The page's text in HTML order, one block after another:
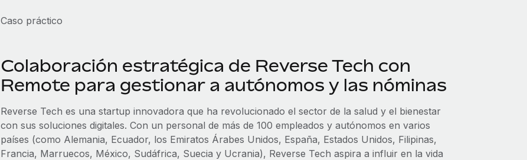
Caso práctico
Colaboración estratégica de Reverse Tech con
Remote para gestionar a autónomos y las nóminas
Reverse Tech es una startup innovadora que ha revolucionado el sector de la salud y el bienestar
con sus soluciones digitales. Con un personal de más de 100 empleados y autónomos en varios
países (como Alemania, Ecuador, los Emiratos Árabes Unidos, España, Estados Unidos, Filipinas,
Francia, Marruecos, México, Sudáfrica, Suecia y Ucrania), Reverse Tech aspira a influir en la vida